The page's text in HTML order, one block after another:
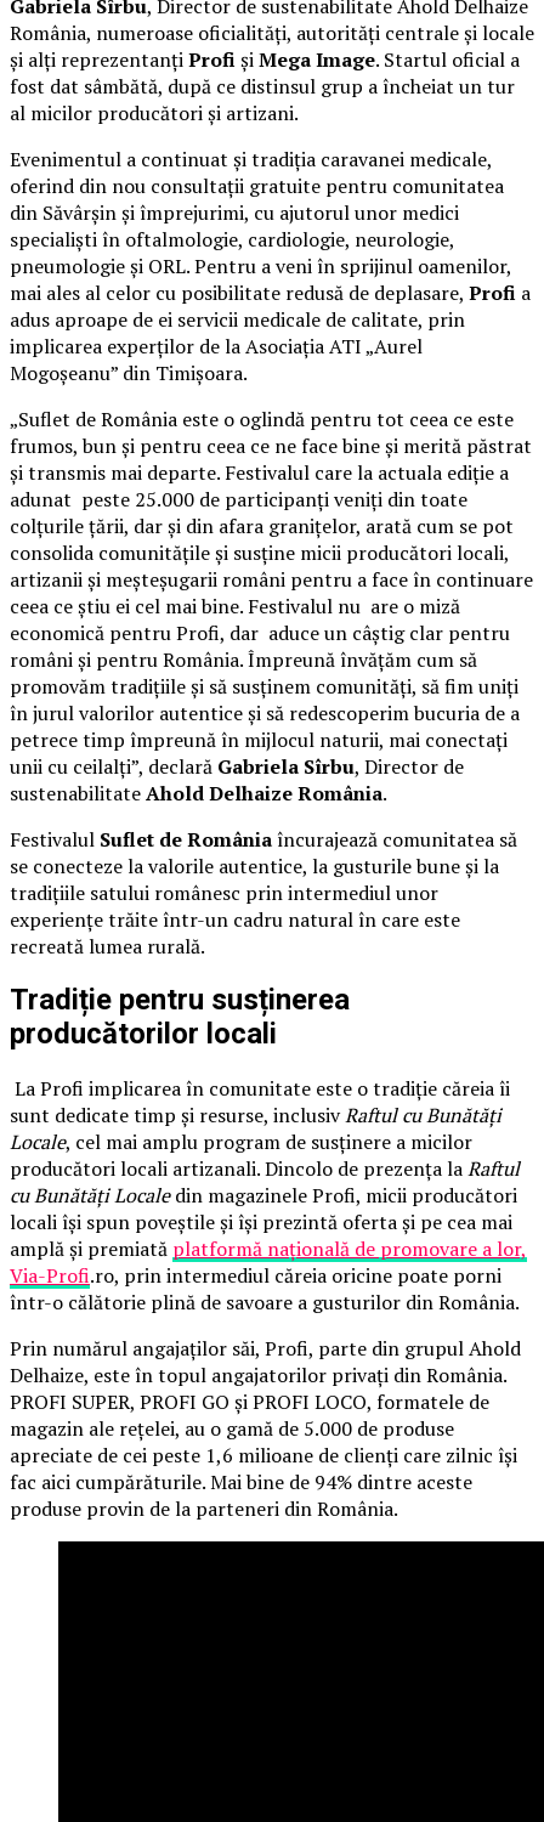
Gabriela Sîrbu, Director de sustenabilitate Ahold Delhaize
România, numeroase oficialități, autorități centrale și locale
și alți reprezentanțiProfișiMega Image. Startul oficial a
fost dat sâmbătă, după ce distinsul grup a încheiat un tur
al micilor producători și artizani.
Evenimentul a continuat și tradiția caravanei medicale,
oferind din nou consultații gratuite pentru comunitatea
din Săvârșin și împrejurimi, cu ajutorul unor medici
specialiști în oftalmologie, cardiologie, neurologie,
pneumologie și ORL. Pentru a veni în sprijinul oamenilor,
mai ales al celor cu posibilitate redusă de deplasare, Profi a
adus aproape de ei servicii medicale de calitate, prin
implicarea experților de la Asociația ATI „Aurel
Mogoșeanu” din Timișoara.
„Suflet de România este o oglindă pentru tot ceea ce este
frumos, bun și pentru ceea ce ne face bine și merită păstrat
și transmis mai departe. Festivalul care la actuala ediție a
adunat peste 25.000 de participanți veniți din toate
colțurile țării, dar și din afara granițelor, arată cum se pot
consolida comunitățile și susține micii producători locali,
artizanii și meșteșugarii români pentru a face în continuare
ceea ce știu ei cel mai bine. Festivalul nu are o miză
economică pentru Profi, dar aduce un câștig clar pentru
români și pentru România. Împreună învățăm cum să
promovăm tradițiile și să susținem comunități, să fim uniți
în jurul valorilor autentice și să redescoperim bucuria de a
petrece timp împreună în mijlocul naturii, mai conectați
unii cu ceilalți”, declară Gabriela Sîrbu, Director de
sustenabilitateAhold Delhaize România.
Festivalul Suflet de Româniaîncurajează comunitatea să
se conecteze la valorile autentice, la gusturile bune și la
tradițiile satului românesc prin intermediul unor
experiențe trăite într-un cadru natural în care este
recreată lumea rurală.
Tradiție pentru susținerea
producătorilor locali
La Profi implicarea în comunitate este o tradiție căreia îi
sunt dedicate timp și resurse, inclusivRaftul cu Bunătăți
Locale, cel mai amplu program de susținere a micilor
producători locali artizanali. Dincolo de prezența laRaftul
cu Bunătăți Localedin magazinele Profi, micii producători
locali își spun poveștile și își prezintă oferta și pe cea mai
amplă și premiată platformă națională de promovare a lor,
Via-Profi.ro, prin intermediul căreia oricine poate porni
într-o călătorie plină de savoare a gusturilor din România.
Prin numărul angajaților săi, Profi, parte din grupul Ahold
Delhaize, este în topul angajatorilor privați din România.
PROFI SUPER, PROFI GO și PROFI LOCO, formatele de
magazin ale rețelei, au o gamă de 5.000 de produse
apreciate de cei peste 1,6 milioane de clienți care zilnic își
fac aici cumpărăturile. Mai bine de 94% dintre aceste
produse provin de la parteneri din România.